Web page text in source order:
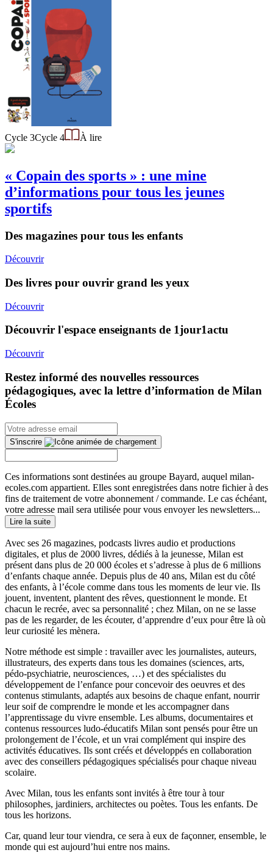
Cycle 3Cycle 4 À lire
« Copain des sports » : une mine
d’informations pour tous les jeunes
sportifs
Des magazines pour tous les enfants
Découvrir
Des livres pour ouvrir grand les yeux
Découvrir
Découvrir l'espace enseignants de 1jour1actu
Découvrir
Restez informé des nouvelles ressources
pédagogiques, avec la lettre d’information de Milan
Écoles
S'inscrire
Ces informations sont destinées au groupe Bayard, auquel milan-
ecoles.com appartient. Elles sont enregistrées dans notre fichier à des
fins de traitement de votre abonnement / commande. Le cas échéant,
votre adresse mail sera utilisée pour vous envoyer les newsletters...
Lire la suite
Avec ses 26 magazines, podcasts livres audio et productions
digitales, et plus de 2000 livres, dédiés à la jeunesse, Milan est
présent dans plus de 20 000 écoles et s’adresse à plus de 6 millions
d’enfants chaque année. Depuis plus de 40 ans, Milan est du côté
des enfants, à l’école comme dans tous les moments de leur vie. Ils
jouent, inventent, plantent des rêves, questionnent le monde. Et
chacun le recrée, avec sa personnalité ; chez Milan, on ne se lasse
pas de les regarder, de les écouter, d’apprendre d’eux pour être là où
leur curiosité les mènera.
Notre méthode est simple : travailler avec les journalistes, auteurs,
illustrateurs, des experts dans tous les domaines (sciences, arts,
pédo-psychiatrie, neurosciences, …) et des spécialistes du
développement de l’enfance pour concevoir des oeuvres et des
contenus stimulants, adaptés aux besoins de chaque enfant, nourrir
leur soif de comprendre le monde et les accompagner dans
l’apprentissage du vivre ensemble. Les albums, documentaires et
contenus ressources ludo-éducatifs Milan sont pensés pour être un
prolongement de l’école, et un vrai complément qui inspire des
activités éducatives. Ils sont créés et développés en collaboration
avec des conseillers pédagogiques spécialisés pour chaque niveau
scolaire.
Avec Milan, tous les enfants sont invités à être tour à tour
philosophes, jardiniers, architectes ou poètes. Tous les enfants. De
tous les horizons.
Car, quand leur tour viendra, ce sera à eux de façonner, ensemble, le
monde qui est aujourd’hui entre nos mains.